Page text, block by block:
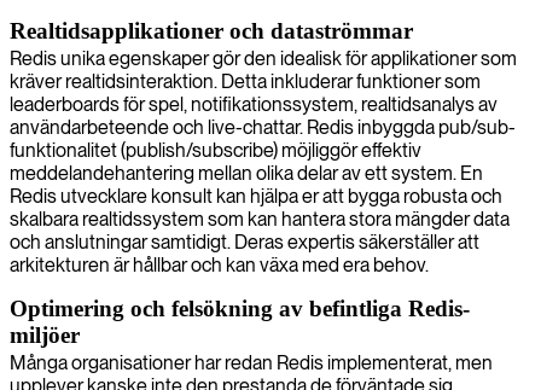
Realtidsapplikationer och dataströmmar
Redis unika egenskaper gör den idealisk för applikationer som
kräver realtidsinteraktion. Detta inkluderar funktioner som
leaderboards för spel, notifikationssystem, realtidsanalys av
användarbeteende och live-chattar. Redis inbyggda pub/sub-
funktionalitet (publish/subscribe) möjliggör effektiv
meddelandehantering mellan olika delar av ett system. En
Redis utvecklare konsult kan hjälpa er att bygga robusta och
skalbara realtidssystem som kan hantera stora mängder data
och anslutningar samtidigt. Deras expertis säkerställer att
arkitekturen är hållbar och kan växa med era behov.
Optimering och felsökning av befintliga Redis-
miljöer
Många organisationer har redan Redis implementerat, men
upplever kanske inte den prestanda de förväntade sig.